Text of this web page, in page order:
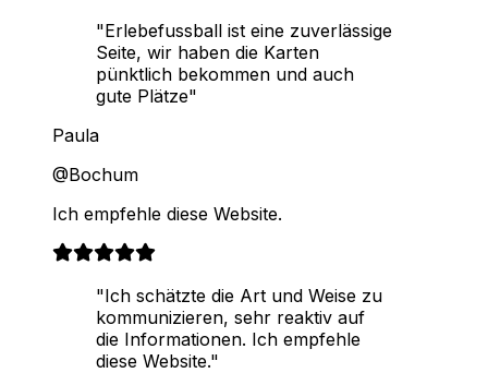
"Erlebefussball ist eine zuverlässige
Seite, wir haben die Karten
pünktlich bekommen und auch
gute Plätze"
Paula
@Bochum
Ich empfehle diese Website.
"Ich schätzte die Art und Weise zu
kommunizieren, sehr reaktiv auf
die Informationen. Ich empfehle
diese Website."